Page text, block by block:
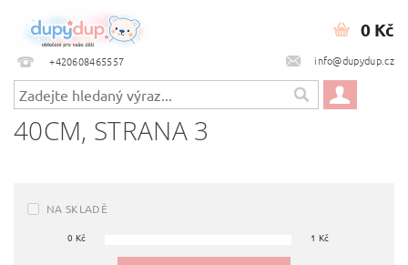
+420608465557 info@dupydup.cz
0 Kč
40CM, STRANA 3
NA SKLADĚ
0 Kč 1 Kč